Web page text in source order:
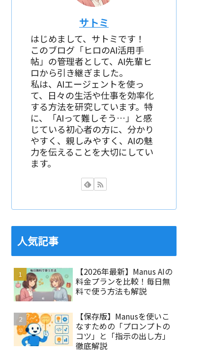
サトミ
はじめまして、サトミです！
このブログ「ヒロのAI活用手
帖」の管理者として、AI先輩ヒ
ロから引き継ぎました。
私は、AIエージェントを使っ
て、日々の生活や仕事を効率化
する方法を研究しています。特
に、「AIって難しそう…」と感
じている初心者の方に、分かり
やすく、親しみやすく、AIの魅
力を伝えることを大切にしてい
ます。
人気記事
【2026年最新】Manus AIの
料金プランを比較！毎日無
料で使う方法も解説
【保存版】Manusを使いこ
なすための「プロンプトの
コツ」と「指示の出し方」
徹底解説